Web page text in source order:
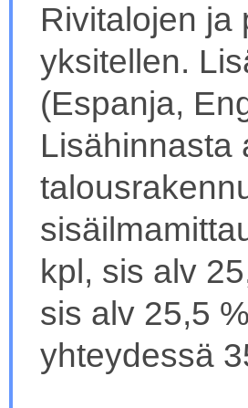
Rivitalojen ja
yksitellen.
(Espanja,
Lisähinnasta
kpl, sis alv
sis alv 25,5
yhteydessä